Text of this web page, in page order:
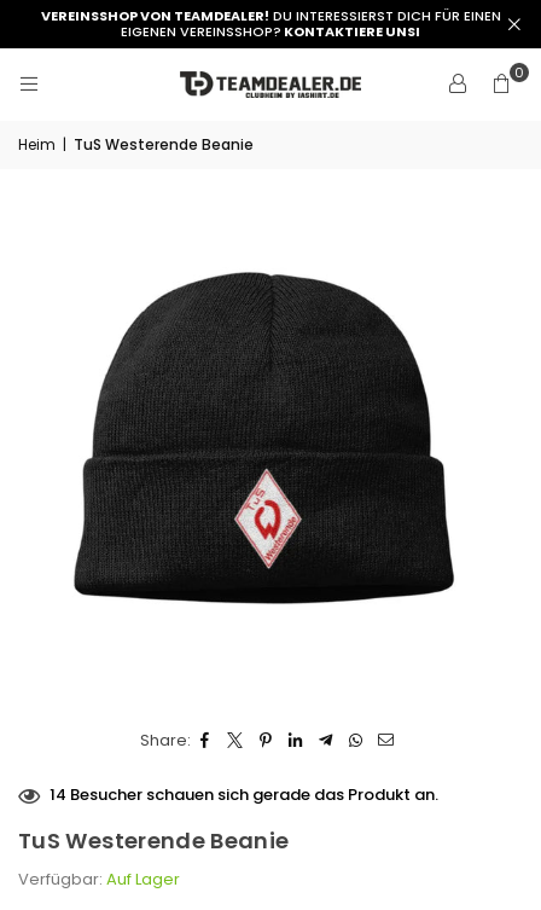
VEREINSSHOP VON TEAMDEALER! DU INTERESSIERST DICH FÜR EINEN
EIGENEN VEREINSSHOP? KONTAKTIERE UNSI
0
Heim | TuS Westerende Beanie
Share:
14 Besucher schauen sich gerade das Produkt an.
TuS Westerende Beanie
Verfügbar: Auf Lager